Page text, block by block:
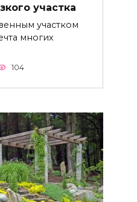
участка
участком
многих
104